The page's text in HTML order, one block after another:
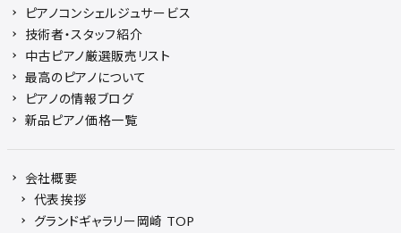
ピアノコンシェルジュサービス
技術者・スタッフ紹介
中古ピアノ厳選販売リスト
最高のピアノについて
ピアノの情報ブログ
新品ピアノ価格一覧
会社概要
代表挨拶
グランドギャラリー岡崎 TOP